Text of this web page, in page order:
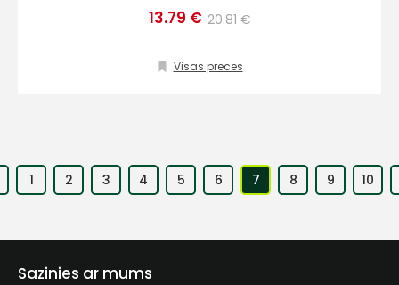
13.79 € 20.81 €
Visas preces
1 2 3 4 5 6 7 8 9 10
Sazinies ar mums